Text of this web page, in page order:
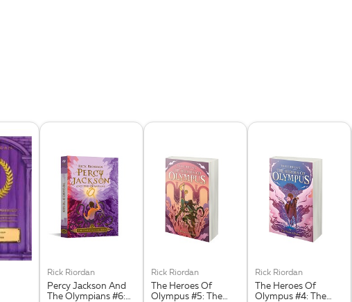
Rick Riordan
Percy Jackson And
The Olympians #6:
Rick Riordan
The Heroes Of
Olympus #5: The
Rick Riordan
The Heroes Of
Olympus #4: The